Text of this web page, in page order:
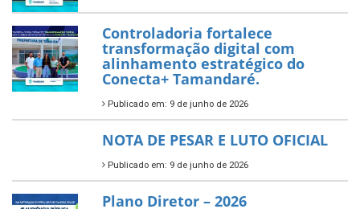
Publicado em: 10 de junho de 2026
Prefeitura de Tamandaré abre
inscrições para o Festival
Multicultural PNAB 2026
Publicado em: 9 de junho de 2026
🌳🌱 Projeto Arborização Urbana!
Publicado em: 9 de junho de 2026